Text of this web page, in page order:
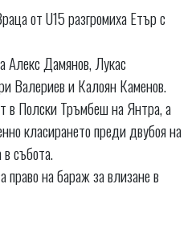
от U15 разгромиха Етър с
Алекс Дамянов, Лукас
Валериев и Калоян Каменов.
в Полски Тръмбеш на Янтра, а
класирането преди двубоя на
събота.
право на бараж за влизане в